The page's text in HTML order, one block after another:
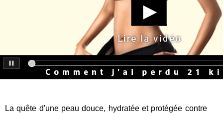
La quête d'une peau douce, hydratée et protégée contre